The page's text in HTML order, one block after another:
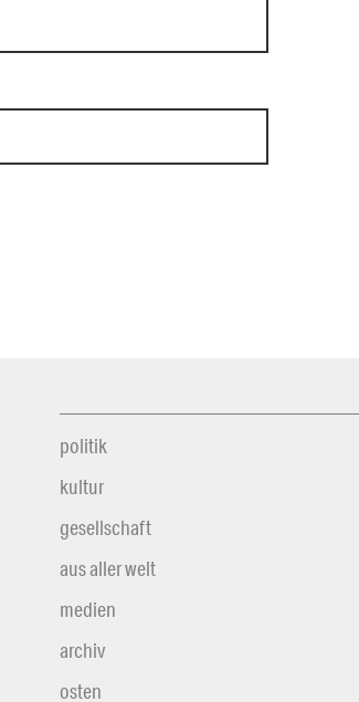
politik
kultur
gesellschaft
aus aller welt
medien
archiv
osten